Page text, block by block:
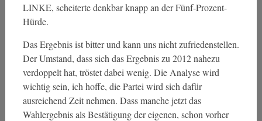
LINKE, scheiterte denkbar knapp an der Fünf-Prozent-
Hürde.
Das Ergebnis ist bitter und kann uns nicht zufriedenstellen.
Der Umstand, dass sich das Ergebnis zu 2012 nahezu
verdoppelt hat, tröstet dabei wenig. Die Analyse wird
wichtig sein, ich hoffe, die Partei wird sich dafür
ausreichend Zeit nehmen. Dass manche jetzt das
Wahlergebnis als Bestätigung der eigenen, schon vorher